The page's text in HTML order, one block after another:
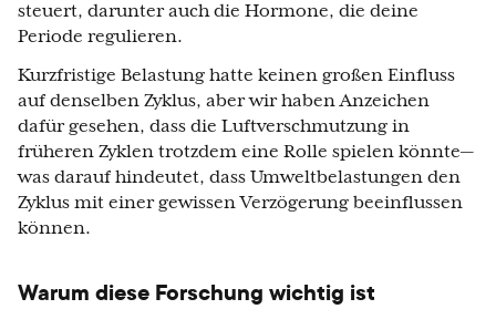
steuert, darunter auch die Hormone, die deine
Periode regulieren.
Kurzfristige Belastung hatte keinen großen Einfluss
auf denselben Zyklus, aber wir haben Anzeichen
dafür gesehen, dass die Luftverschmutzung in
früheren Zyklen trotzdem eine Rolle spielen könnte—
was darauf hindeutet, dass Umweltbelastungen den
Zyklus mit einer gewissen Verzögerung beeinflussen
können.
Warum diese Forschung wichtig ist